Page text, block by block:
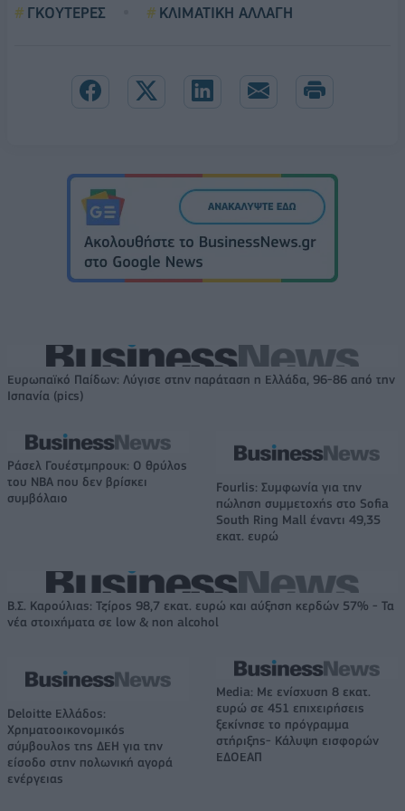
ΓΚΟΥΤΕΡΕΣ ΚΛΙΜΑΤΙΚΗ ΑΛΛΑΓΗ
Ευρωπαϊκό Παίδων: Λύγισε στην παράταση η Ελλάδα, 96-86 από την
Ισπανία (pics)
Ράσελ Γουέστμπρουκ: Ο θρύλος
του NBA που δεν βρίσκει
συμβόλαιο
Fourlis: Συμφωνία για την
πώληση συμμετοχής στο Sofia
South Ring Mall έναντι 49,35
εκατ. ευρώ
Β.Σ. Καρούλιας: Τζίρος 98,7 εκατ. ευρώ και αύξηση κερδών 57% - Τα
νέα στοιχήματα σε low & non alcohol
Deloitte Ελλάδος:
Χρηματοοικονομικός
σύμβουλος της ΔΕΗ για την
είσοδο στην πολωνική αγορά
ενέργειας
Media: Με ενίσχυση 8 εκατ.
ευρώ σε 451 επιχειρήσεις
ξεκίνησε το πρόγραμμα
στήριξης- Κάλυψη εισφορών
ΕΔΟΕΑΠ